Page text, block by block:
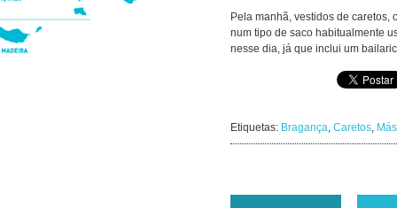
Pela manhã, vestidos de caretos,
num tipo de saco habitualmente
nesse dia, já que inclui um
Etiquetas: Bragança, Caretos,